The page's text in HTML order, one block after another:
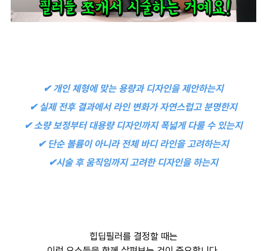
✔︎ 개인 체형에 맞는 용량과 디자인을 제안하는지
✔︎ 실제 전후 결과에서 라인 변화가 자연스럽고 분명한지
✔︎ 소량 보정부터 대용량 디자인까지 폭넓게 다룰 수 있는지
✔︎ 단순 볼륨이 아니라 전체 바디 라인을 고려하는지
✔︎시술 후 움직임까지 고려한 디자인을 하는지
힙딥필러를 결정할 때는